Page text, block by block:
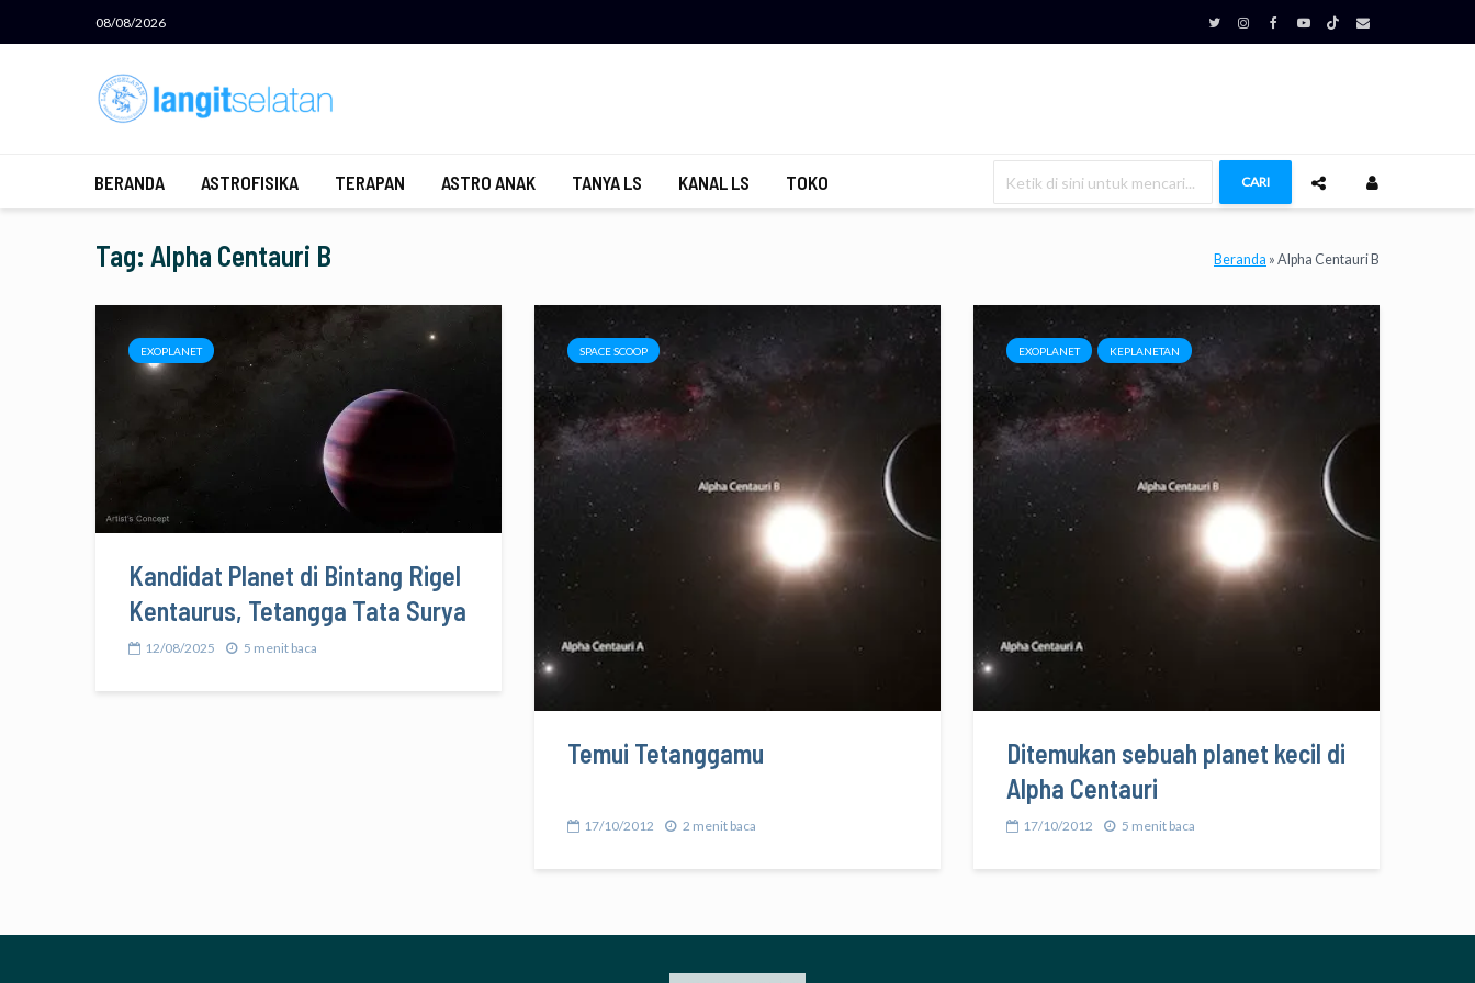
08/08/2026
BERANDA ASTROFISIKA TERAPAN ASTRO ANAK TANYA LS KANAL LS TOKO CARI
Tag: Alpha Centauri B Beranda » Alpha Centauri B
EXOPLANET
Kandidat Planet di Bintang Rigel
Kentaurus, Tetangga Tata Surya
12/08/2025 5 menit baca
SPACE SCOOP
Temui Tetanggamu
17/10/2012 2 menit baca
EXOPLANET KEPLANETAN
Ditemukan sebuah planet kecil di
Alpha Centauri
17/10/2012 5 menit baca